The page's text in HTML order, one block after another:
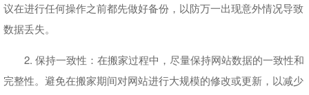
议在进行任何操作之前都先做好备份，以防万一出现意外情况导致
数据丢失。
2. 保持一致性：在搬家过程中，尽量保持网站数据的一致性和
完整性。避免在搬家期间对网站进行大规模的修改或更新，以减少